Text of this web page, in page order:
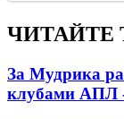
ЧИТАЙТЕ
За Мудрика
клубами